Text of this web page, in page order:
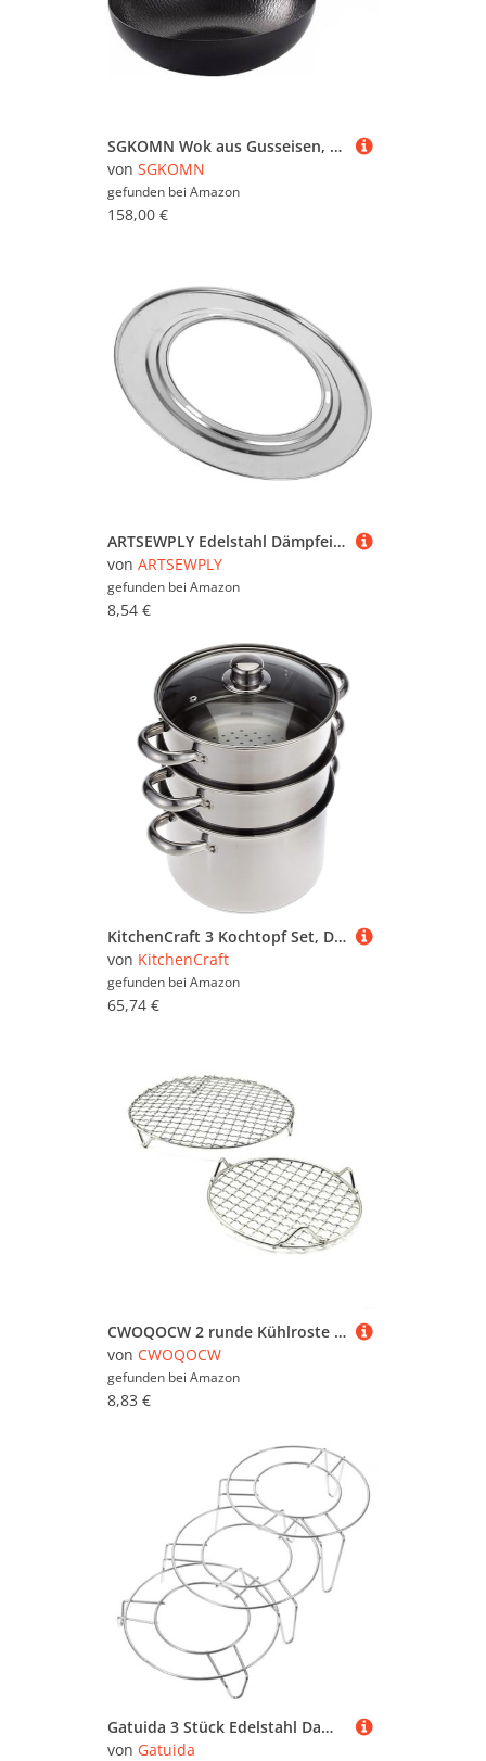
SGKOMN Wok aus Gusseisen, großer, tiefer Wok mit Griff, Bratpfanne mit Antihaftbeschichtung, Induktions-Wokpfanne mit Glasdeckel, Druckguss-Wok mit Dampfgarer, Wokpfanne schwarz, fü(30cm)
von SGKOMN
gefunden bei Amazon
158,00 €
ARTSEWPLY Edelstahl Dämpfeinsatz Rund Steamer Pot Ring mit Dampffolie für Gemüse Fleisch Dim Sum Vielseitiger Dampfgareinsatz für Töpfe und Kochtöpfe
von ARTSEWPLY
gefunden bei Amazon
8,54 €
KitchenCraft 3 Kochtopf Set, Dampfgarer/Suppentopf Steamer 3-stufig, Induktionssicher, Edelstahl, in Geschenkbox, 22 cm (9''), Silber
von KitchenCraft
gefunden bei Amazon
65,74 €
CWOQOCW 2 runde Kühlroste für Grill, Edelstahl-Backblech, Dampfgarer, Grill, Grill, Grill, 18 cm
von CWOQOCW
gefunden bei Amazon
8,83 €
Gatuida 3 Stück Edelstahl Dampfgarer Rundes Steaming Rack Beine Küchenzubehör Leicht Kompakt Schnelle Hitzeverteilung Langlebig Sicher für Gemüse Topf Einsatz
von Gatuida